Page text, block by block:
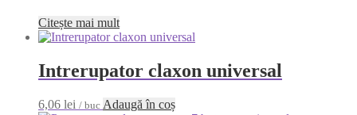
Citește mai mult
Intrerupator claxon universal
6,06 lei / buc Adaugă în coș